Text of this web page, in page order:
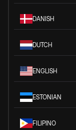
DANISH
DUTCH
ENGLISH
ESTONIAN
FILIPINO